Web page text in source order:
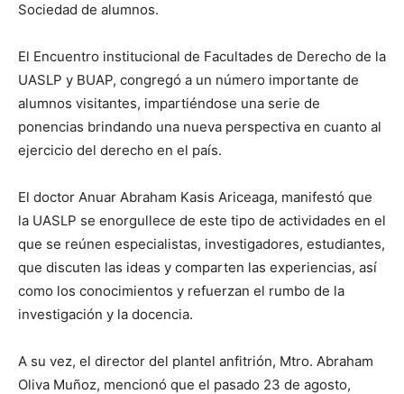
Sociedad de alumnos.
El Encuentro institucional de Facultades de Derecho de la
UASLP y BUAP, congregó a un número importante de
alumnos visitantes, impartiéndose una serie de
ponencias brindando una nueva perspectiva en cuanto al
ejercicio del derecho en el país.
El doctor Anuar Abraham Kasis Ariceaga, manifestó que
la UASLP se enorgullece de este tipo de actividades en el
que se reúnen especialistas, investigadores, estudiantes,
que discuten las ideas y comparten las experiencias, así
como los conocimientos y refuerzan el rumbo de la
investigación y la docencia.
A su vez, el director del plantel anfitrión, Mtro. Abraham
Oliva Muñoz, mencionó que el pasado 23 de agosto,